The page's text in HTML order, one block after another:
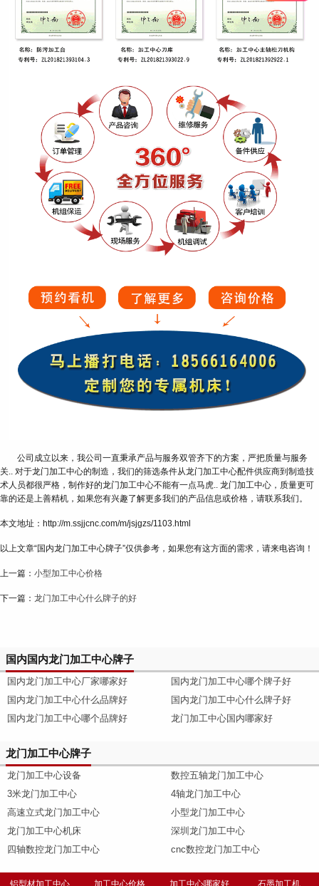
公司成立以来，我公司一直秉承产品与服务双管齐下的方案，严把质量与服务
关.. 对于龙门加工中心的制造，我们的筛选条件从龙门加工中心配件供应商到制造技
术人员都很严格，制作好的龙门加工中心不能有一点马虎.. 龙门加工中心，质量更可
靠的还是上善精机，如果您有兴趣了解更多我们的产品信息或价格，请联系我们。
本文地址：http://m.ssjjcnc.com/m/jsjgzs/1103.html
以上文章“国内龙门加工中心牌子”仅供参考，如果您有这方面的需求，请来电咨询！
上一篇： 小型加工中心价格
下一篇： 龙门加工中心什么牌子的好
国内国内龙门加工中心牌子
国内龙门加工中心厂家哪家好
国内龙门加工中心什么品牌好
国内龙门加工中心哪个品牌好
国内龙门加工中心哪个牌子好
国内龙门加工中心什么牌子好
龙门加工中心国内哪家好
龙门加工中心牌子
龙门加工中心设备
3米龙门加工中心
高速立式龙门加工中心
龙门加工中心机床
四轴数控龙门加工中心
数控五轴龙门加工中心
4轴龙门加工中心
小型龙门加工中心
深圳龙门加工中心
cnc数控龙门加工中心
铝型材加工中心 加工中心价格 加工中心哪家好 石墨加工机